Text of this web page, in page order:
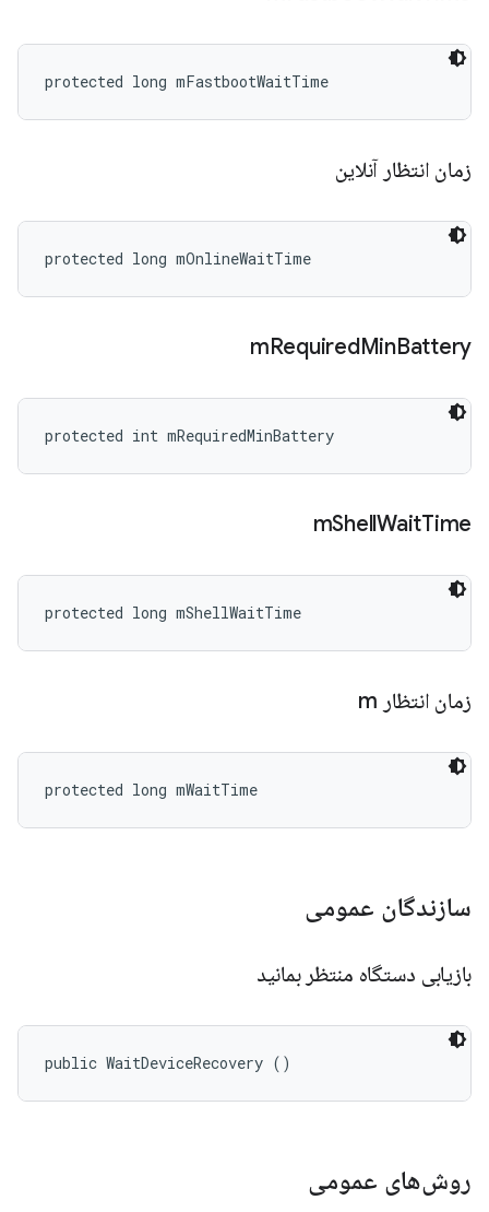
protected long mFastbootWaitTime
زمان انتظار آنلاین
protected long mOnlineWaitTime
mRequiredMinBattery
protected int mRequiredMinBattery
mShellWaitTime
protected long mShellWaitTime
زمان انتظار m
protected long mWaitTime
سازندگان عمومی
بازیابی دستگاه منتظر بمانید
public WaitDeviceRecovery ()
روش‌های عمومی